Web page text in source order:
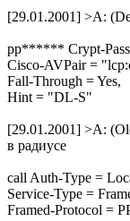
[29.01.2001] >A:
pp****** Crypt-
Cisco-AVPair =
Fall-Through = Yes,
Hint = "DL-S"
[29.01.2001] >A:
в радиусе
call Auth-Type =
Service-Type =
Framed-Protocol =